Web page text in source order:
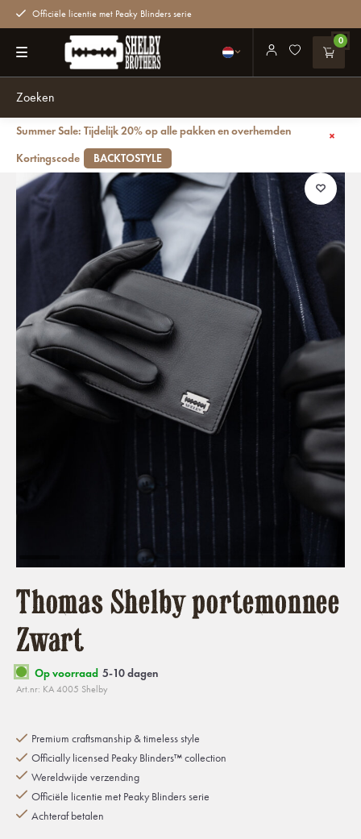
Officiële licentie met Peaky Blinders serie
0
Summer Sale: Tijdelijk 20% op alle pakken en overhemden
Kortingscode
BACKTOSTYLE
Thomas Shelby portemonnee Zwart
Thomas Shelby portemonnee
Zwart
Op voorraad 5-10 dagen
Art.nr: KA 4005 Shelby
Premium craftsmanship & timeless style
Officially licensed Peaky Blinders™ collection
Wereldwijde verzending
Officiële licentie met Peaky Blinders serie
Achteraf betalen